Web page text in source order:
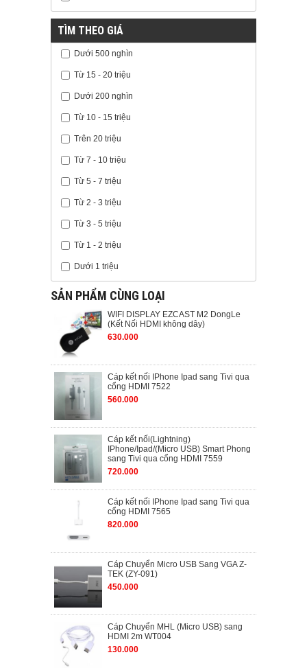
TÌM THEO GIÁ
Dưới 500 nghìn
Từ 15 - 20 triệu
Dưới 200 nghìn
Từ 10 - 15 triệu
Trên 20 triệu
Từ 7 - 10 triệu
Từ 5 - 7 triệu
Từ 2 - 3 triệu
Từ 3 - 5 triệu
Từ 1 - 2 triệu
Dưới 1 triệu
SẢN PHẨM CÙNG LOẠI
WIFI DISPLAY EZCAST M2 DongLe
(Kết Nối HDMI không dây)
630.000
Cáp kết nối IPhone Ipad sang Tivi qua
cổng HDMI 7522
560.000
Cáp kết nối(Lightning)
IPhone/Ipad/(Micro USB) Smart Phong
sang Tivi qua cổng HDMI 7559
720.000
Cáp kết nối IPhone Ipad sang Tivi qua
cổng HDMI 7565
820.000
Cáp Chuyển Micro USB Sang VGA Z-
TEK (ZY-091)
450.000
Cáp Chuyển MHL (Micro USB) sang
HDMI 2m WT004
130.000